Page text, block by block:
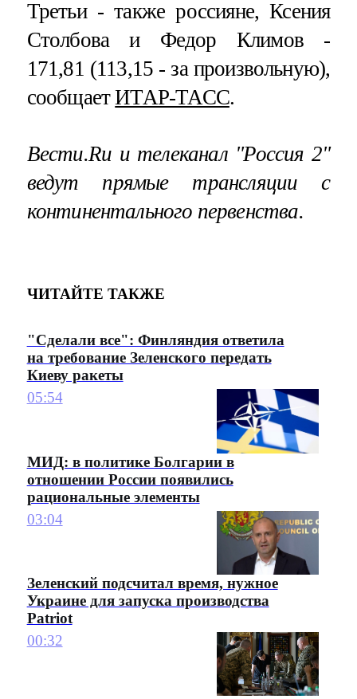
Третьи - также россияне, Ксения
Столбова и Федор Климов -
171,81 (113,15 - за произвольную),
сообщаетИТАР-ТАСС.
Вести.Ru и телеканал "Россия 2"
ведут прямые трансляции с
континентального первенства.
ЧИТАЙТЕ ТАКЖЕ
"Сделали все": Финляндия ответила
на требование Зеленского передать
Киеву ракеты
05:54
МИД: в политике Болгарии в
отношении России появились
рациональные элементы
03:04
Зеленский подсчитал время, нужное
Украине для запуска производства
Patriot
00:32